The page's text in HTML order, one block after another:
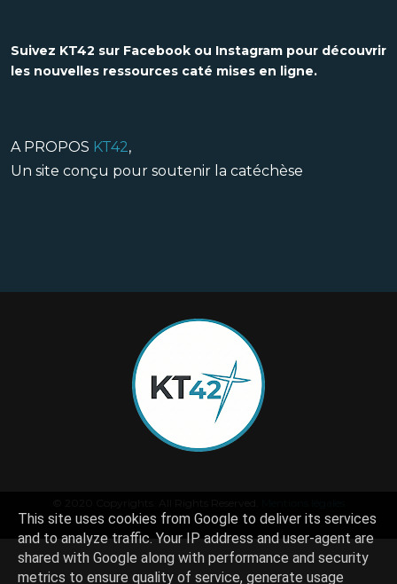
Suivez KT42 sur Facebook ou Instagram pour découvrir
les nouvelles ressources caté mises en ligne.
A PROPOS KT42,
Un site conçu pour soutenir la catéchèse
This site uses cookies from Google to deliver its services
and to analyze traffic. Your IP address and user-agent are
shared with Google along with performance and security
metrics to ensure quality of service, generate usage